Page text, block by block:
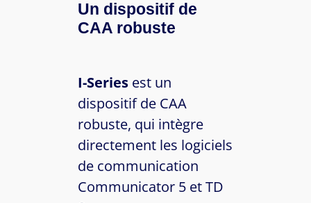
Un dispositif de
CAA robuste
I-Series est un
dispositif de CAA
robuste, qui intègre
directement les logiciels
de communication
Communicator 5 et TD